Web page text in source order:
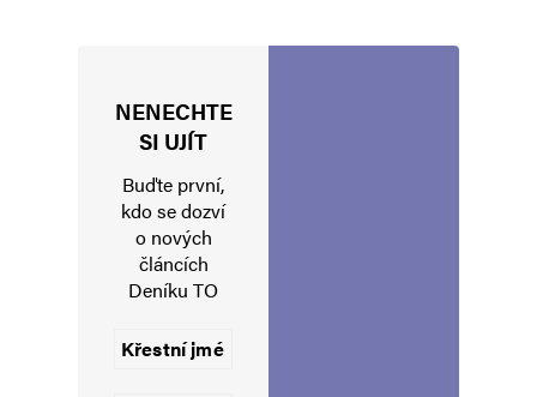
Uložit do prohlížeče jméno, e-mail a webovou stránku pro budoucí
NENECHTE
SI UJÍT
Buďte první,
kdo se dozví
o nových
článcích
Deníku TO